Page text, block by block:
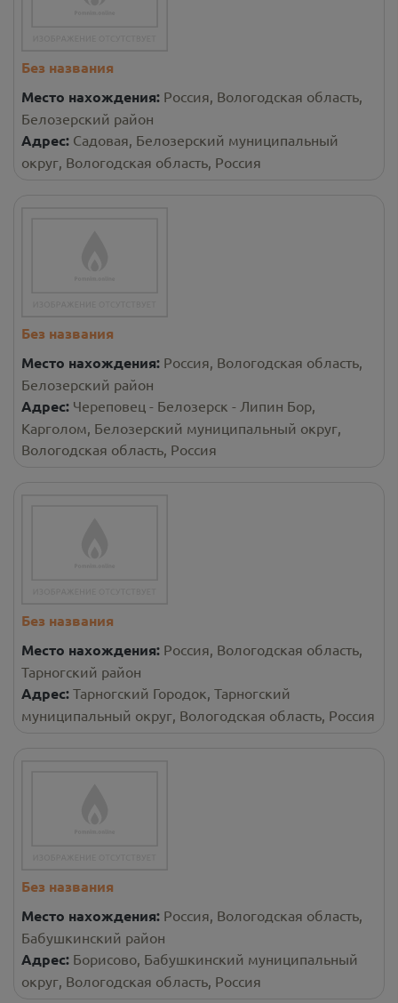
Без названия
Место нахождения: Россия, Вологодская область,
Белозерский район
Адрес: Садовая, Белозерский муниципальный
округ, Вологодская область, Россия
Без названия
Место нахождения: Россия, Вологодская область,
Белозерский район
Адрес: Череповец - Белозерск - Липин Бор,
Карголом, Белозерский муниципальный округ,
Вологодская область, Россия
Без названия
Место нахождения: Россия, Вологодская область,
Тарногский район
Адрес: Тарногский Городок, Тарногский
муниципальный округ, Вологодская область, Россия
Без названия
Место нахождения: Россия, Вологодская область,
Бабушкинский район
Адрес: Борисово, Бабушкинский муниципальный
округ, Вологодская область, Россия